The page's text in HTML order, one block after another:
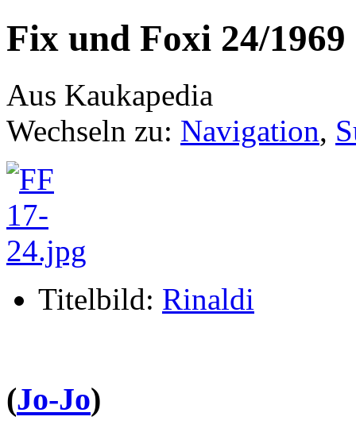
Fix und Foxi 24/1969
Aus Kaukapedia
Wechseln zu: Navigation,
Titelbild: Rinaldi
(Jo-Jo)